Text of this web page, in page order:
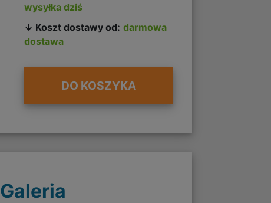
wysyłka dziś
↓ Koszt dostawy od: darmowa
dostawa
DO KOSZYKA
Galeria